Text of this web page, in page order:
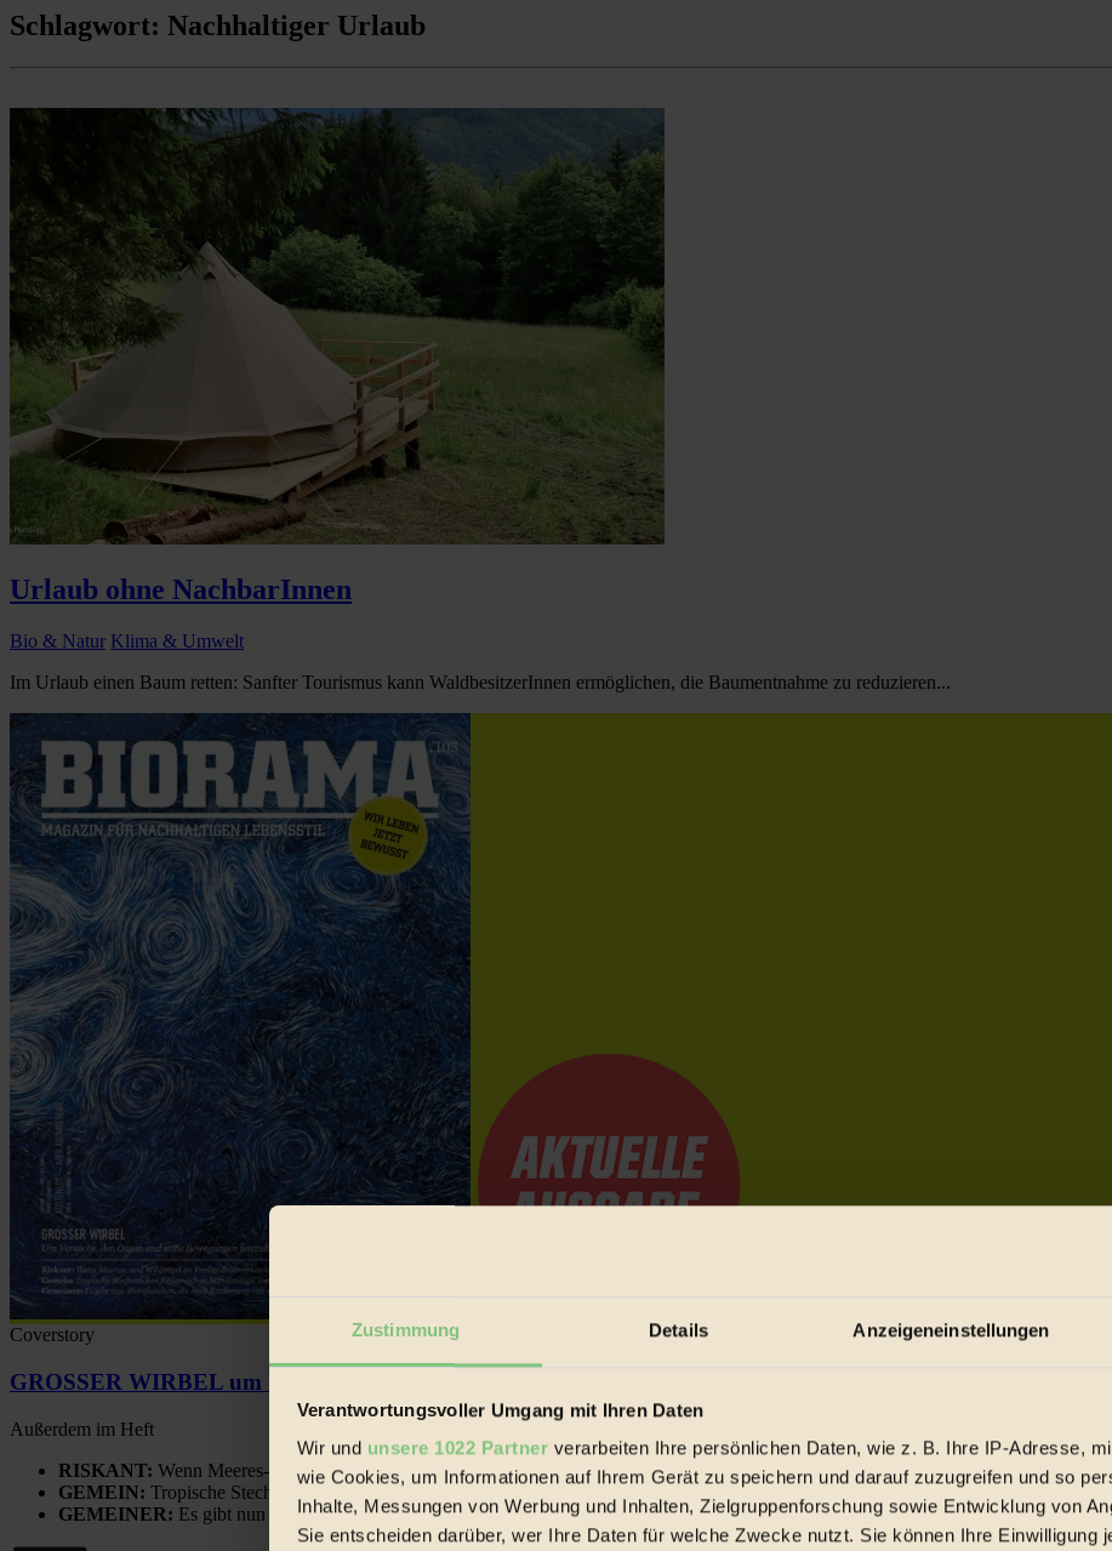
Zustimmung Details Anzeigeneinstellungen
Verantwortungsvoller Umgang mit Ihren Daten
Wir und unsere 1022 Partner verarbeiten Ihre persönlichen Daten, wie z. B. Ihre IP-Adresse,
wie Cookies, um Informationen auf Ihrem Gerät zu speichern und darauf zuzugreifen und so
Inhalte, Messungen von Werbung und Inhalten, Zielgruppenforschung sowie Entwicklung von
Sie entscheiden darüber, wer Ihre Daten für welche Zwecke nutzt. Sie können Ihre Einwilligung
Schlagwort: Nachhaltiger Urlaub
Urlaub ohne NachbarInnen
Bio & Natur Klima & Umwelt
Im Urlaub einen Baum retten: Sanfter Tourismus kann WaldbesitzerInnen ermöglichen, die Baumentnahme zu reduzieren...
Coverstory
GROSSER WIRBEL um Versuche, den Ozean und seine Bewegungen festzuhalten.
Außerdem im Heft
RISKANT: Wenn Meeres- und Wildvögel im Freilandhühnerbetrieb vorbeischauen.
GEMEIN: Tropische Stechmücken fühlen sich in Mitteleuropa inziwschen oft zu Hause.
GEMEINER: Es gibt nun Weinflaschen, die nach Entleerung voll wieder zu dir zurückkommen.